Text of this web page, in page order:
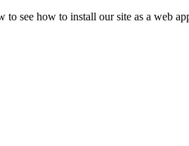
see how to install our site as a web